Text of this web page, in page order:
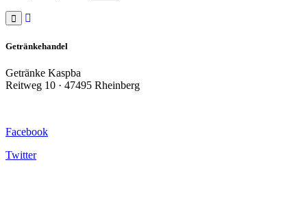
Getränkehandel
Getränke Kaspba
Reitweg 10 · 47495 Rheinberg
Facebook
Twitter